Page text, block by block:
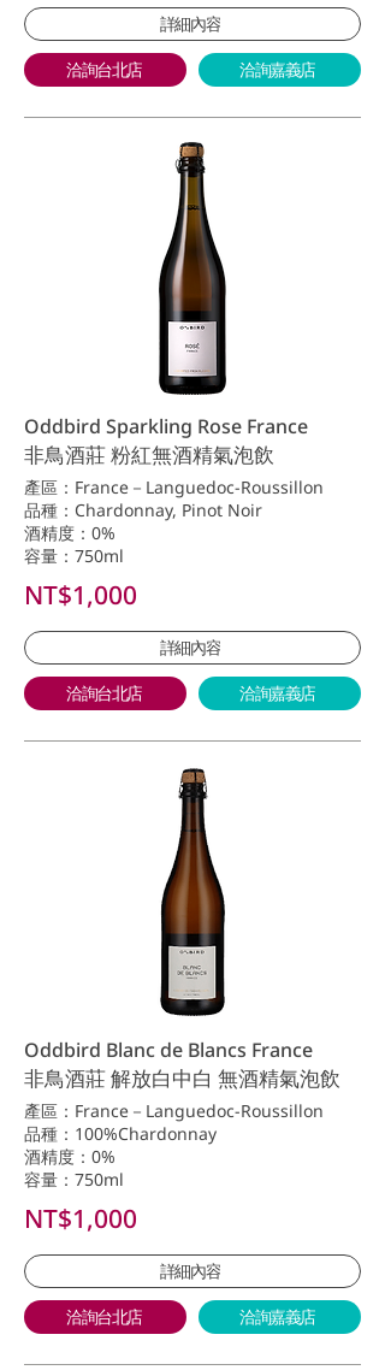
詳細內容
洽詢台北店 洽詢嘉義店
Oddbird Sparkling Rose France
非鳥酒莊 粉紅無酒精氣泡飲
產區：France－Languedoc-Roussillon
品種：Chardonnay, Pinot Noir
酒精度：0%
容量：750ml
NT$1,000
詳細內容
洽詢台北店 洽詢嘉義店
Oddbird Blanc de Blancs France
非鳥酒莊 解放白中白 無酒精氣泡飲
產區：France－Languedoc-Roussillon
品種：100%Chardonnay
酒精度：0%
容量：750ml
NT$1,000
詳細內容
洽詢台北店 洽詢嘉義店